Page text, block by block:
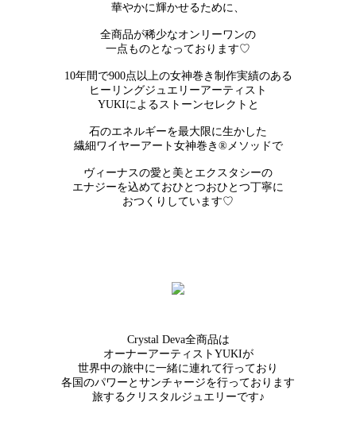
華やかに輝かせるために、
全商品が稀少なオンリーワンの
一点ものとなっております♡
10年間で900点以上の女神巻き制作実績のある
ヒーリングジュエリーアーティスト
YUKIによるストーンセレクトと
石のエネルギーを最大限に生かした
繊細ワイヤーアート女神巻き®メソッドで
ヴィーナスの愛と美とエクスタシーの
エナジーを込めておひとつおひとつ丁寧に
おつくりしています♡
Crystal Deva全商品は
オーナーアーティストYUKIが
世界中の旅中に一緒に連れて行っており
各国のパワーとサンチャージを行っております
旅するクリスタルジュエリーです♪